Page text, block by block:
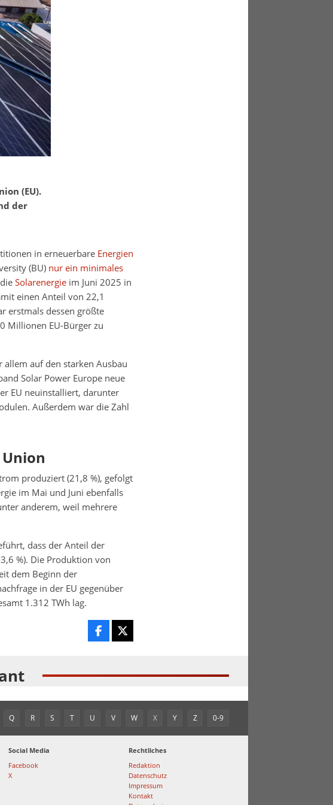
(EU).
der
in erneuerbare Energien
(BU) nur ein minimales
Solarenergieim Juni 2025 in
einen Anteil von 22,1
erstmals dessen größte
Millionen EU-Bürger zu
auf den starken Ausbau
Solar Power Europe neue
EU neuinstalliert, darunter
Außerdem war die Zahl
produziert (21,8 %), gefolgt
im Mai und Juni ebenfalls
anderem, weil mehrere
dass der Anteil der
%). Die Produktion von
dem Beginn der
in der EU gegenüber
1.312 TWh lag.
Q R S T U V W X Y Z 0-9
Social Media
Facebook
X
Rechtliches
Redaktion
Datenschutz
Impressum
Kontakt